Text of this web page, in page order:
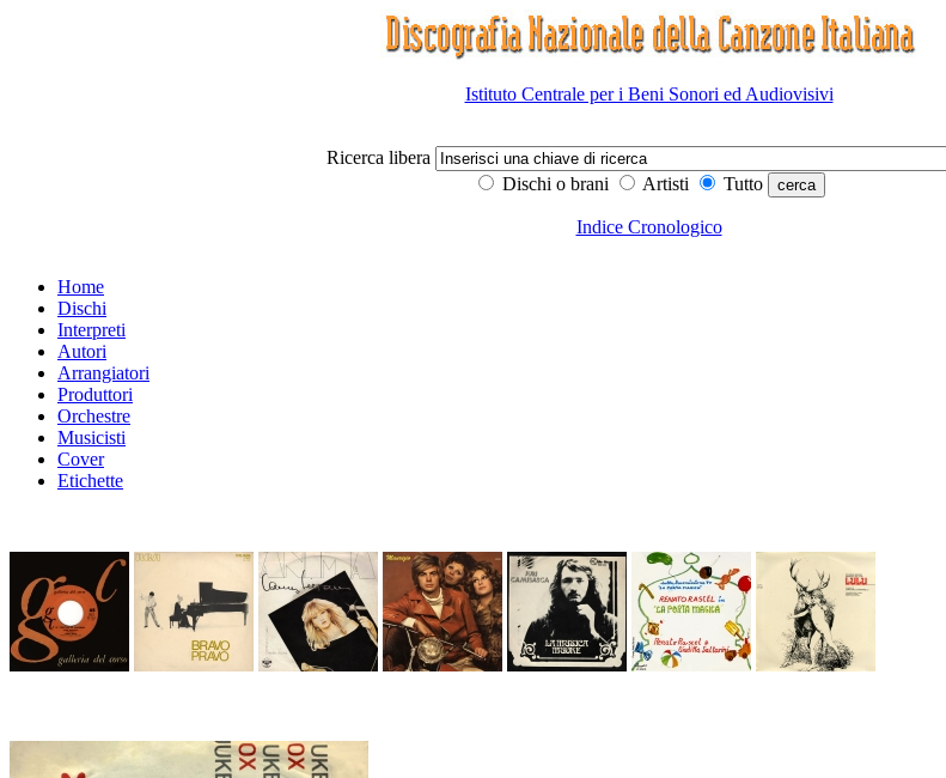
Istituto Centrale per i Beni Sonori ed Audiovisivi
Ricerca libera
Dischi o brani
Artisti Tutto
Indice Cronologico
Home
Dischi
Interpreti
Autori
Arrangiatori
Produttori
Orchestre
Musicisti
Cover
Etichette